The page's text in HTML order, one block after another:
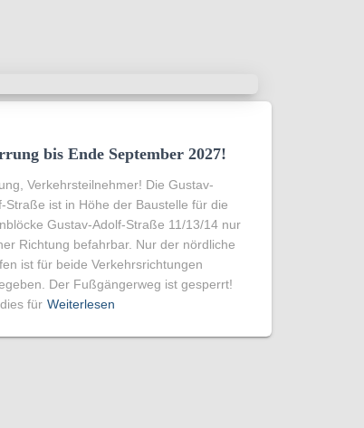
bis Ende September 2027!
Verkehrsteilnehmer! Die Gustav-
Straße ist in Höhe der Baustelle für die
Gustav-Adolf-Straße 11/13/14 nur
Richtung befahrbar. Nur der nördliche
ist für beide Verkehrsrichtungen
Der Fußgängerweg ist gesperrt!
für Weiterlesen